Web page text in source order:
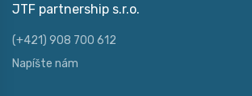
JTF partnership s.r.o.
(+421) 908 700 612
Napíšte nám